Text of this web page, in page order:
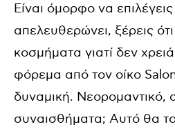
Είναι όμορφο να
απελευθερώνει, ξέρεις
κοσμήματα γιατί δεν
φόρεμα από τον οίκο
δυναμική. Νεορομαντικό,
συναισθήματα; Αυτό θα